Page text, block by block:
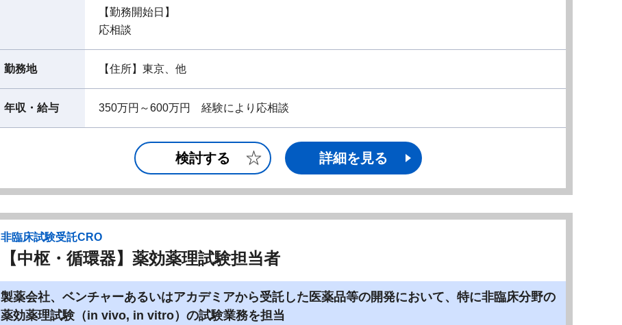
【勤務開始日】
応相談
勤務地 【住所】東京、他
年収・給与 350万円～600万円 経験により応相談
検討する 詳細を見る
非臨床試験受託CRO
【中枢・循環器】薬効薬理試験担当者
製薬会社、ベンチャーあるいはアカデミアから受託した医薬品等の開発において、特に非臨床分野の
薬効薬理試験（in vivo, in vitro）の試験業務を担当